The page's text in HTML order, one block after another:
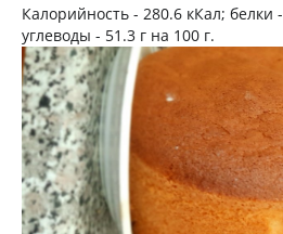
Калорийность - 280.6 кКал; белки -
углеводы - 51.3 г на 100 г.